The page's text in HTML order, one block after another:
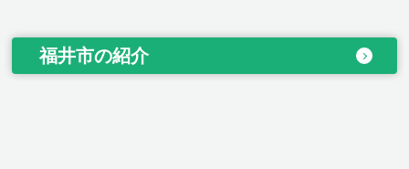
福井市の紹介